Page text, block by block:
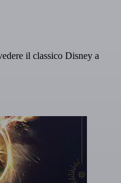
il classico Disney a